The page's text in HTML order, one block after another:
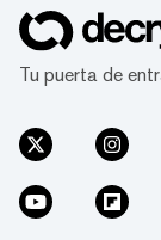
Tu puerta de